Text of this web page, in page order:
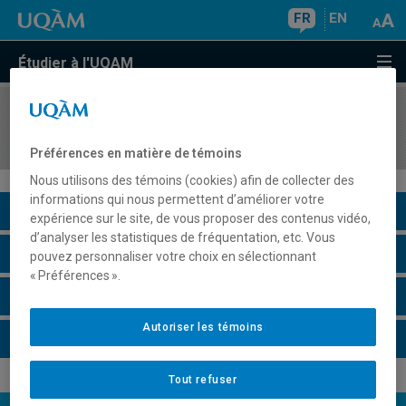
FR EN
Étudier à l'UQAM
COURS//
Description du cours
Horaire - Été 2026
Préférences en matière de témoins
Nous utilisons des témoins (cookies) afin de collecter des
informations qui nous permettent d’améliorer votre
expérience sur le site, de vous proposer des contenus vidéo,
d’analyser les statistiques de fréquentation, etc. Vous
pouvez personnaliser votre choix en sélectionnant
« Préférences ».
Tout refuser
Autoriser les témoins